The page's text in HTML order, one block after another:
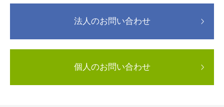
法人のお問い合わせ
個人のお問い合わせ